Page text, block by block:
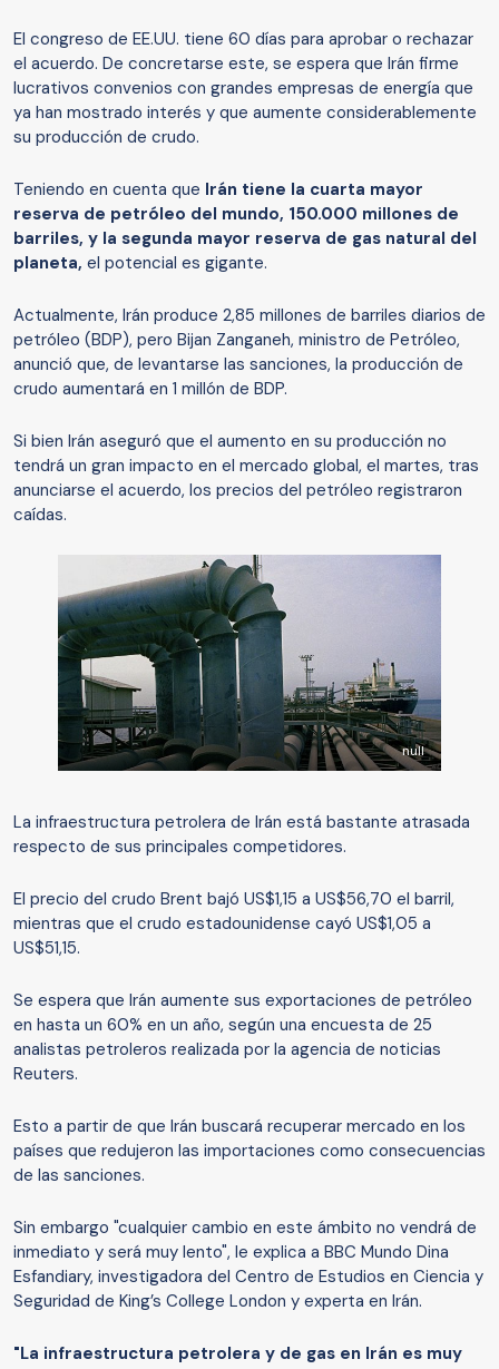
El congreso de EE.UU. tiene 60 días para aprobar o rechazar
el acuerdo. De concretarse este, se espera que Irán firme
lucrativos convenios con grandes empresas de energía que
ya han mostrado interés y que aumente considerablemente
su producción de crudo.
Teniendo en cuenta que Irán tiene la cuarta mayor
reserva de petróleo del mundo, 150.000 millones de
barriles, y la segunda mayor reserva de gas natural del
planeta, el potencial es gigante.
Actualmente, Irán produce 2,85 millones de barriles diarios de
petróleo (BDP), pero Bijan Zanganeh, ministro de Petróleo,
anunció que, de levantarse las sanciones, la producción de
crudo aumentará en 1 millón de BDP.
Si bien Irán aseguró que el aumento en su producción no
tendrá un gran impacto en el mercado global, el martes, tras
anunciarse el acuerdo, los precios del petróleo registraron
caídas.
null
La infraestructura petrolera de Irán está bastante atrasada
respecto de sus principales competidores.
El precio del crudo Brent bajó US$1,15 a US$56,70 el barril,
mientras que el crudo estadounidense cayó US$1,05 a
US$51,15.
Se espera que Irán aumente sus exportaciones de petróleo
en hasta un 60% en un año, según una encuesta de 25
analistas petroleros realizada por la agencia de noticias
Reuters.
Esto a partir de que Irán buscará recuperar mercado en los
países que redujeron las importaciones como consecuencias
de las sanciones.
Sin embargo "cualquier cambio en este ámbito no vendrá de
inmediato y será muy lento", le explica a BBC Mundo Dina
Esfandiary, investigadora del Centro de Estudios en Ciencia y
Seguridad de King’s College London y experta en Irán.
"La infraestructura petrolera y de gas en Irán es muy